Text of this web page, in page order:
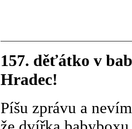
157. děťátko v
Hradec!
Píšu zprávu a